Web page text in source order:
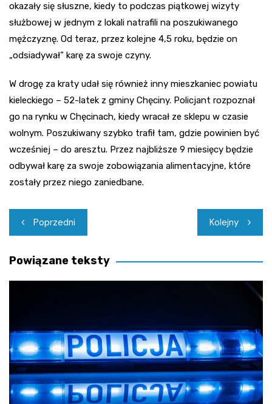
okazały się słuszne, kiedy to podczas piątkowej wizyty
służbowej w jednym z lokali natrafili na poszukiwanego
mężczyznę. Od teraz, przez kolejne 4,5 roku, będzie on
„odsiadywał” karę za swoje czyny.
W drogę za kraty udał się również inny mieszkaniec powiatu
kieleckiego – 52-latek z gminy Chęciny. Policjant rozpoznał
go na rynku w Chęcinach, kiedy wracał ze sklepu w czasie
wolnym. Poszukiwany szybko trafił tam, gdzie powinien być
wcześniej – do aresztu. Przez najbliższe 9 miesięcy będzie
odbywał karę za swoje zobowiązania alimentacyjne, które
zostały przez niego zaniedbane.
Nawigacja
wpisu
Poprzedni Kolejny
Powiązane teksty